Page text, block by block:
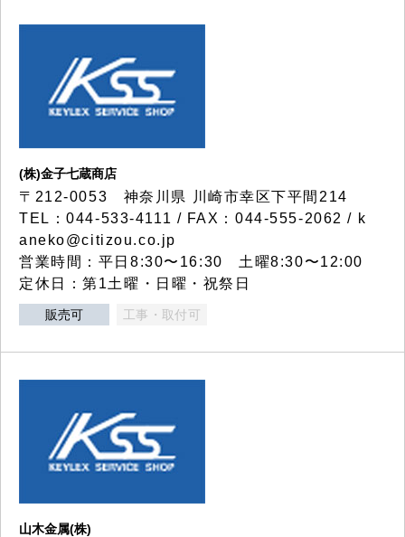
(株)金子七蔵商店
〒212-0053 神奈川県 川崎市幸区下平間214
TEL：044-533-4111 / FAX：044-555-2062 / k
aneko@citizou.co.jp
営業時間：平日8:30〜16:30 土曜8:30〜12:00
定休日：第1土曜・日曜・祝祭日
販売可 工事・取付可
山木金属(株)